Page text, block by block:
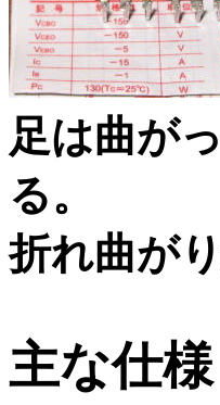
足は曲が
る。
折れ曲が
主な仕様